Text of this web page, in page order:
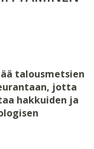
talousmetsien
jotta
hakkuiden ja